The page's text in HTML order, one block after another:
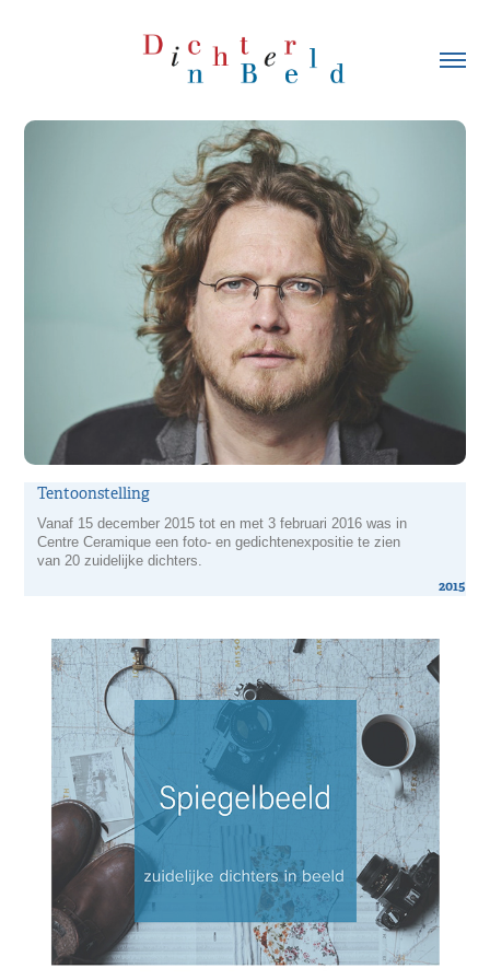
Tentoonstelling
Vanaf 15 december 2015 tot en met 3 februari 2016 was in
Centre Ceramique een foto- en gedichtenexpositie te zien
van 20 zuidelijke dichters.
2015